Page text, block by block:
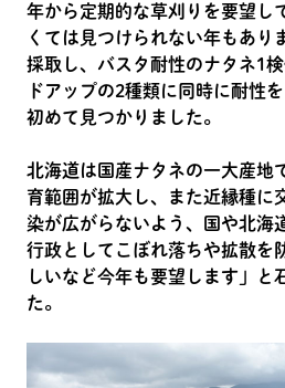
年から定期的な草刈りを要望し
くては見つけられない年もあり
採取し、バスタ耐性のナタネ1
ドアップの2種類に同時に耐性
初めて見つかりました。
北海道は国産ナタネの一大産地
育範囲が拡大し、また近縁種に
染が広がらないよう、国や北海
行政としてこぼれ落ちや拡散を
しいなど今年も要望します」と
た。